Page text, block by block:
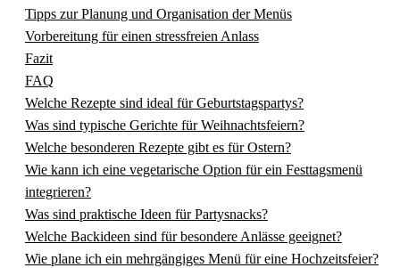
Tipps zur Planung und Organisation der Menüs
Vorbereitung für einen stressfreien Anlass
Fazit
FAQ
Welche Rezepte sind ideal für Geburtstagspartys?
Was sind typische Gerichte für Weihnachtsfeiern?
Welche besonderen Rezepte gibt es für Ostern?
Wie kann ich eine vegetarische Option für ein Festtagsmenü
integrieren?
Was sind praktische Ideen für Partysnacks?
Welche Backideen sind für besondere Anlässe geeignet?
Wie plane ich ein mehrgängiges Menü für eine Hochzeitsfeier?